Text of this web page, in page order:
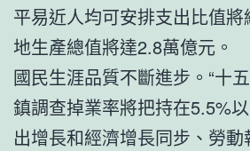
平易近人均可安排支出比值
地生產總值將達2.8萬億元。
國民生涯品質不斷進步。“十
鎮調查掉業率將把持在5.5%
出增長和經濟增長同步、勞